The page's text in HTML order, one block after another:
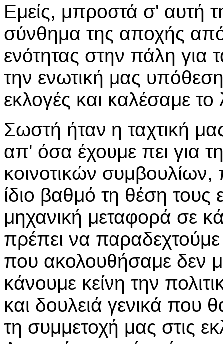
Εμείς, μπροστά σ' αυτή
σύνθημα της αποχής από
ενότητας στην πάλη για
την ενωτική μας
εκλογές και καλέσαμε
Σωστή ήταν η ταχτική
απ' όσα έχουμε πει για
κοινοτικών
ίδιο βαθμό τη θέση
μηχανική μεταφορά σε
πρέπει να
που ακολουθήσαμε δεν
κάνουμε κείνη την
και δουλειά γενικά
τη συμμετοχή μας στις